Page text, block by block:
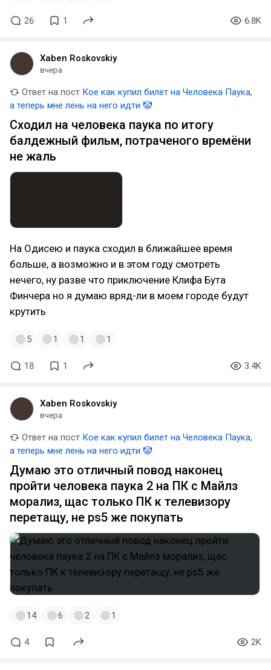
26 1 6.8K
Xaben Roskovskiy
вчера
Ответ на пост Кое как купил билет на Человека Паука,
а теперь мне лень на него идти 🤡
Сходил на человека паука по итогу
балдежный фильм, потраченого времёни
не жаль
На Одисею и паука сходил в ближайшее время
больше, а возможно и в этом году смотреть
нечего, ну разве что приключение Клифа Бута
Финчера но я думаю вряд-ли в моем городе будут
крутить
5 1 1 1
18 1 3.4K
Xaben Roskovskiy
вчера
Ответ на пост Кое как купил билет на Человека Паука,
а теперь мне лень на него идти 🤡
Думаю это отличный повод наконец
пройти человека паука 2 на ПК с Майлз
морализ, щас только ПК к телевизору
перетащу, не ps5 же покупать
14 6 2 1
4 2K